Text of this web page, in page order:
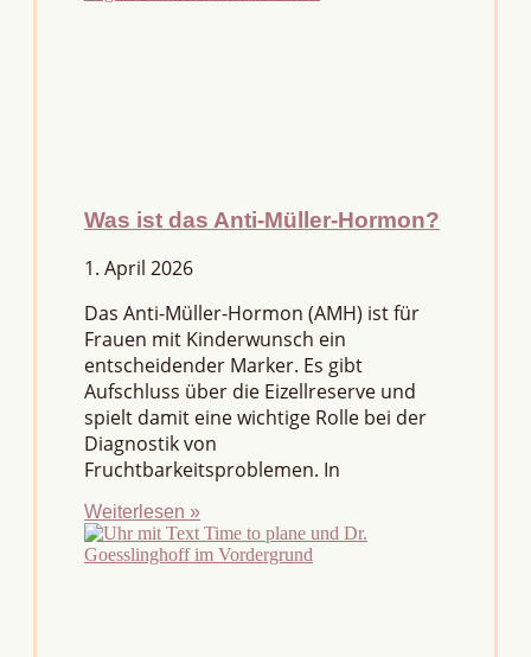
Was ist das Anti-Müller-Hormon?
1. April 2026
Das Anti-Müller-Hormon (AMH) ist für
Frauen mit Kinderwunsch ein
entscheidender Marker. Es gibt
Aufschluss über die Eizellreserve und
spielt damit eine wichtige Rolle bei der
Diagnostik von
Fruchtbarkeitsproblemen. In
Weiterlesen »